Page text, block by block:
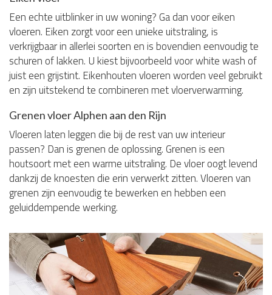
Een echte uitblinker in uw woning? Ga dan voor eiken
vloeren. Eiken zorgt voor een unieke uitstraling, is
verkrijgbaar in allerlei soorten en is bovendien eenvoudig te
schuren of lakken. U kiest bijvoorbeeld voor white wash of
juist een grijstint. Eikenhouten vloeren worden veel gebruikt
en zijn uitstekend te combineren met vloerverwarming.
Grenen vloer Alphen aan den Rijn
Vloeren laten leggen die bij de rest van uw interieur
passen? Dan is grenen de oplossing. Grenen is een
houtsoort met een warme uitstraling. De vloer oogt levend
dankzij de knoesten die erin verwerkt zitten. Vloeren van
grenen zijn eenvoudig te bewerken en hebben een
geluiddempende werking.